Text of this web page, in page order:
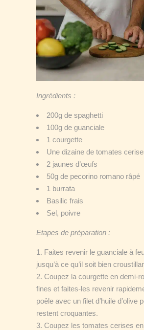
Ingrédients :
200g de spaghetti
100g de guanciale
1 courgette
Une dizaine de tomates
2 jaunes d’œufs
50g de pecorino romano râpé
1 burrata
Basilic frais
Sel, poivre
Etapes de préparation :
Faites revenir le guanciale à
jusqu’à ce qu’il soit bien
Coupez la courgette en demi-
fines et faites-les revenir
poêle avec un filet d’huile d’olive
restent croquantes.
Coupez les tomates cerises